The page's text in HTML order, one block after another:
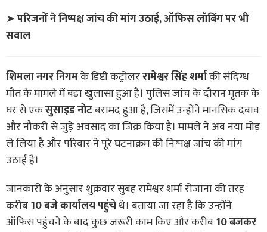
➤परिजनों ने निष्पक्ष जांच की मांग उठाई, ऑफिस लॉबिंग पर भी
सवाल
शिमला नगर निगमके डिप्टी कंट्रोलररामेश्वर सिंह शर्माकी संदिग्ध
मौत के मामले में बड़ा खुलासा हुआ है। पुलिस जांच के दौरान मृतक के
घर से एकसुसाइड नोटबरामद हुआ है, जिसमें उन्होंने मानसिक दबाव
और नौकरी से जुड़े अवसाद का जिक्र किया है। मामले ने अब नया मोड़
ले लिया है और परिवार ने पूरे घटनाक्रम की निष्पक्ष जांच की मांग
उठाई है।
जानकारी के अनुसार शुक्रवार सुबह रामेश्वर शर्मा रोजाना की तरह
करीब10 बजे कार्यालय पहुंचेथे। बताया जा रहा है कि उन्होंने
ऑफिस पहुंचने के बाद कुछ जरूरी काम किए और करीब10 बजकर